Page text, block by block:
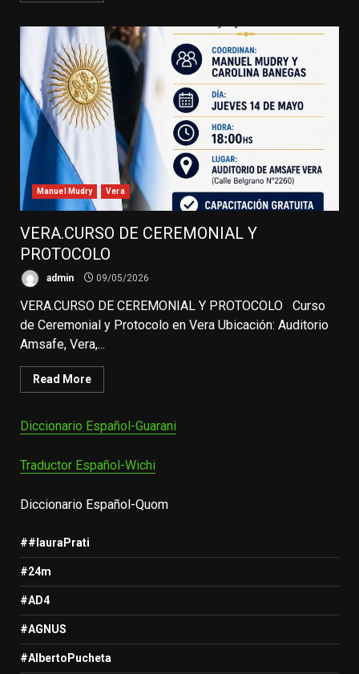
Manuel Mudry Vera
VERA.CURSO DE CEREMONIAL Y
PROTOCOLO
admin 09/05/2026
VERA.CURSO DE CEREMONIAL Y PROTOCOLO Curso
de Ceremonial y Protocolo en Vera Ubicación: Auditorio
Amsafe, Vera,...
Read More
Diccionario Español-Guarani
Traductor Español-Wichi
Diccionario Español-Quom
##lauraPrati
#24m
#AD4
#AGNUS
#AlbertoPucheta